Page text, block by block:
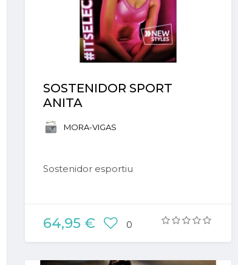
SOSTENIDOR SPORT
ANITA
MORA-VIGAS
Sostenidor esportiu
64,95 € 0